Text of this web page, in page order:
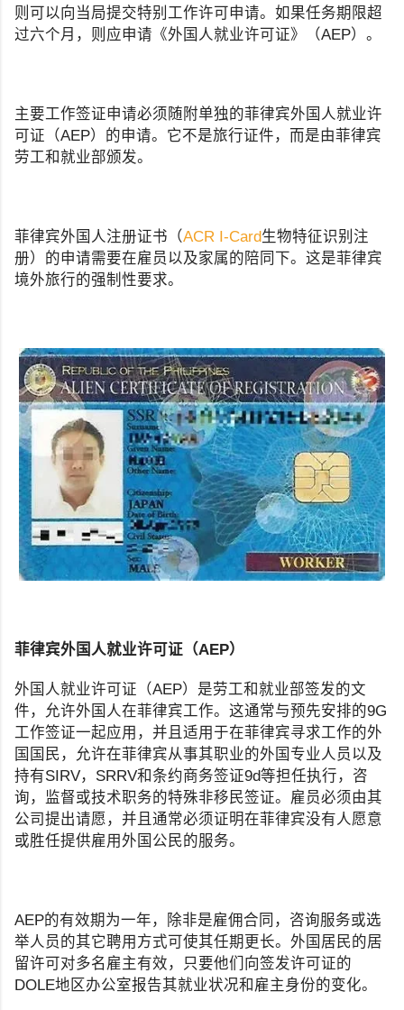
则可以向当局提交特别工作许可申请。如果任务期限超
过六个月，则应申请《外国人就业许可证》（AEP）。
主要工作签证申请必须随附单独的菲律宾外国人就业许
可证（AEP）的申请。它不是旅行证件，而是由菲律宾
劳工和就业部颁发。
菲律宾外国人注册证书（ACR I-Card生物特征识别注
册）的申请需要在雇员以及家属的陪同下。这是菲律宾
境外旅行的强制性要求。
菲律宾外国人就业许可证（AEP）
外国人就业许可证（AEP）是劳工和就业部签发的文
件，允许外国人在菲律宾工作。这通常与预先安排的9G
工作签证一起应用，并且适用于在菲律宾寻求工作的外
国国民，允许在菲律宾从事其职业的外国专业人员以及
持有SIRV，SRRV和条约商务签证9d等担任执行，咨
询，监督或技术职务的特殊非移民签证。雇员必须由其
公司提出请愿，并且通常必须证明在菲律宾没有人愿意
或胜任提供雇用外国公民的服务。
AEP的有效期为一年，除非是雇佣合同，咨询服务或选
举人员的其它聘用方式可使其任期更长。外国居民的居
留许可对多名雇主有效，只要他们向签发许可证的
DOLE地区办公室报告其就业状况和雇主身份的变化。